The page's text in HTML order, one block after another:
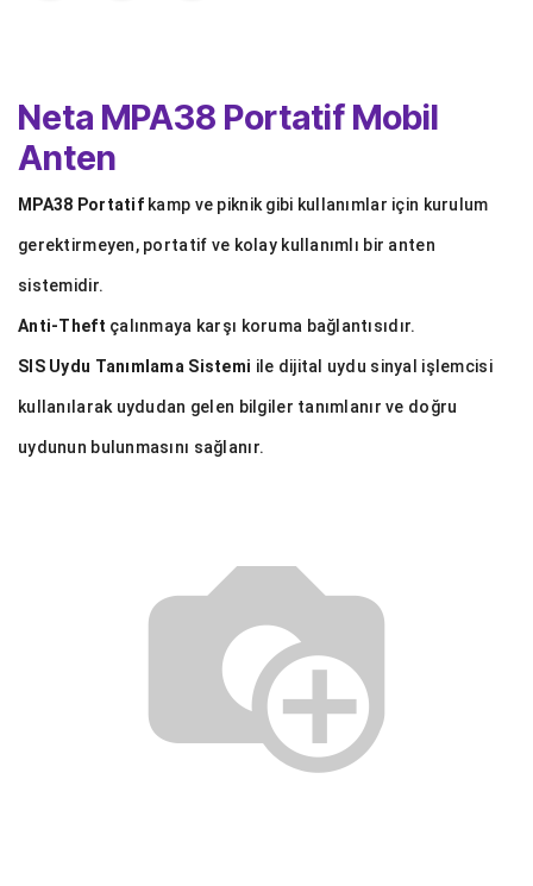
Neta MPA38 Portatif Mobil
Anten
MPA38 Portatifkamp ve piknik gibi kullanımlar için kurulum
gerektirmeyen, portatif ve kolay kullanımlı bir anten
sistemidir.
Anti-Theft çalınmaya karşı koruma bağlantısıdır.
SIS Uydu Tanımlama Sistemi ile dijital uydu sinyal işlemcisi
kullanılarak uydudan gelen bilgiler tanımlanır ve doğru
uydunun bulunmasını sağlanır.